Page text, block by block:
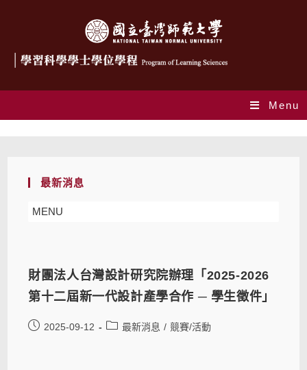
Menu
最新消息
MENU
財團法人台灣設計研究院辦理「2025-2026
第十二屆新一代設計產學合作 ─ 學生徵件」
2025-09-12 最新消息 / 競賽/活動